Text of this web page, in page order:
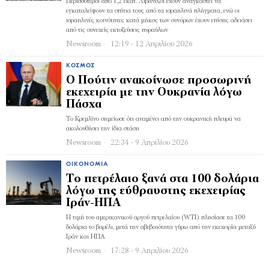
Περισσότεροι από 1,2 εκατ. Λιβανέζοι έχουν αναγκαστεί να
εγκαταλείψουν τα σπίτια τους από τα ισραηλινά πλήγµατα, ενώ οι
ισραηλινές κοινότητες κατά µήκος των συνόρων έχουν επίσης αδειάσει
από τις συνεχείς εκτοξεύσεις πυραύλων
Newsroom 12:19 - 12 Απριλίου 2026
ΚΌΣΜΟΣ
Ο Πούτιν ανακοίνωσε προσωρινή
εκεχειρία με την Ουκρανία λόγω
Πάσχα
Το Κρεμλίνο σημείωσε ότι αναμένει από την ουκρανική πλευρά να
ακολουθήσει την ίδια στάση
Newsroom 22:34 - 9 Απριλίου 2026
ΟΙΚΟΝΟΜΊΑ
Το πετρέλαιο ξανά στα 100 δολάρια
λόγω της εύθραυστης εκεχειρίας
Ιράν-ΗΠΑ
Η τιμή του αμερικανικού αργού πετρελαίου (WTI) πλησίασε τα 100
δολάρια το βαρέλι, μετά την αβεβαιότητα γύρω από την εκεχειρία μεταξύ
Ιράν και ΗΠΑ
Newsroom 17:28 - 9 Απριλίου 2026